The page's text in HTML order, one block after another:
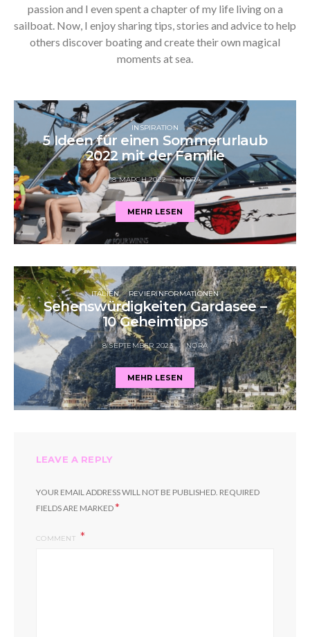
passion and I even spent a chapter of my life living on a
sailboat. Now, I enjoy sharing tips, stories and advice to help
others discover boating and create their own magical
moments at sea.
INSPIRATION
5 Ideen für einen Sommerurlaub
2022 mit der Familie
18 MARCH 2022 NORA
MEHR LESEN
ITALIEN REVIERINFORMATIONEN
Sehenswürdigkeiten Gardasee –
10 Geheimtipps
8 SEPTEMBER 2023 NORA
MEHR LESEN
LEAVE A REPLY
YOUR EMAIL ADDRESS WILL NOT BE PUBLISHED. REQUIRED
FIELDS ARE MARKED*
COMMENT